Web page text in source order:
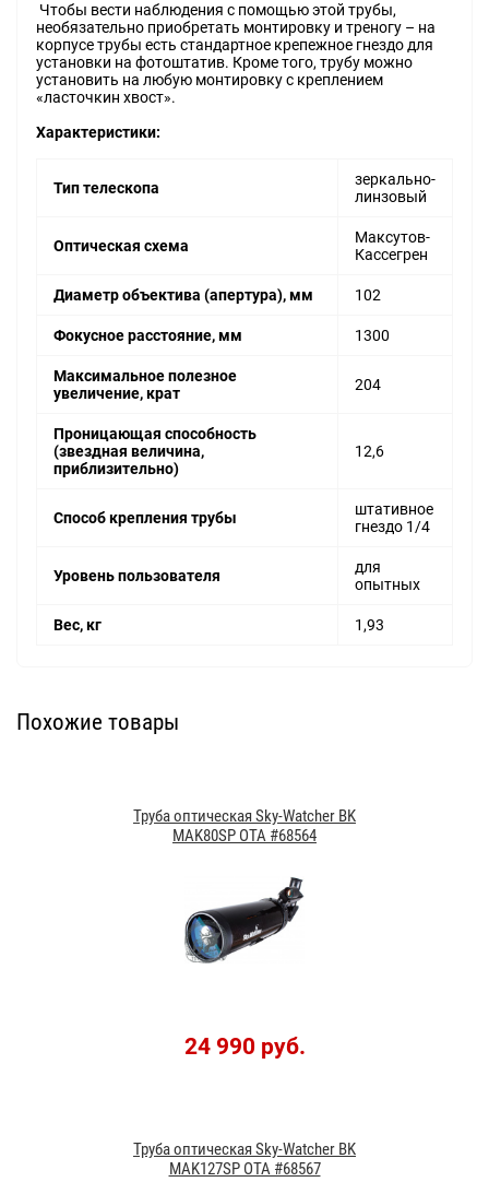
Чтобы вести наблюдения с помощью этой трубы,
необязательно приобретать монтировку и треногу – на
корпусе трубы есть стандартное крепежное гнездо для
установки на фотоштатив. Кроме того, трубу можно
установить на любую монтировку с креплением
«ласточкин хвост».
Характеристики:
Тип телескопа
зеркально-
линзовый
Оптическая схема
Максутов-
Кассегрен
Диаметр объектива (апертура), мм 102
Фокусное расстояние, мм 1300
Максимальное полезное
увеличение, крат
204
Проницающая способность
(звездная величина,
приблизительно)
12,6
Способ крепления трубы
штативное
гнездо 1/4
Уровень пользователя
для
опытных
Вес, кг 1,93
Похожие товары
Труба оптическая Sky-Watcher BK
MAK80SP OTA #68564
24 990 руб.
Труба оптическая Sky-Watcher BK
MAK127SP OTA #68567